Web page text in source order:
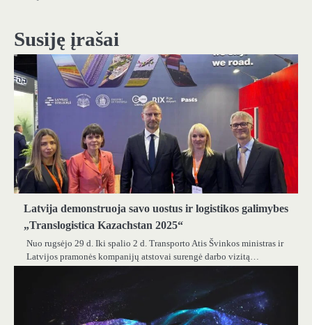
įrašų
Susiję įrašai
Latvija demonstruoja savo uostus ir logistikos galimybes
„Translogistica Kazachstan 2025“
Nuo rugsėjo 29 d. Iki spalio 2 d. Transporto Atis Švinkos ministras ir
Latvijos pramonės kompanijų atstovai surengė darbo vizitą…